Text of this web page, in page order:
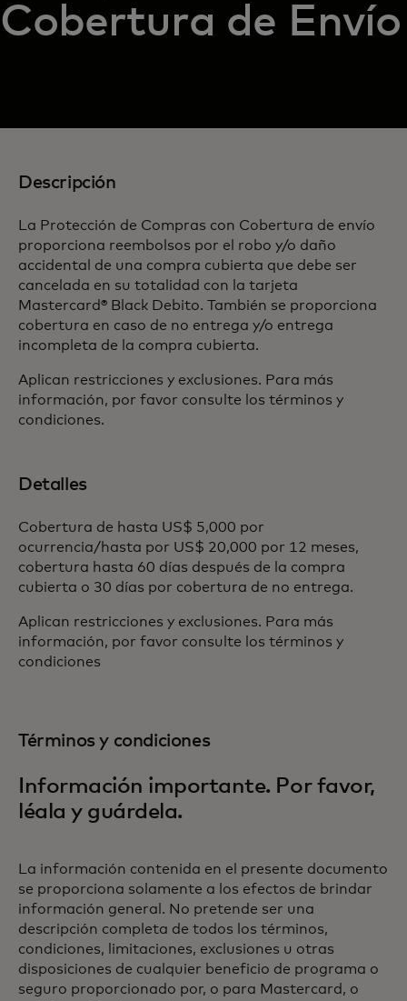
Cobertura de Envío
Descripción
La Protección de Compras con Cobertura de envío
proporciona reembolsos por el robo y/o daño
accidental de una compra cubierta que debe ser
cancelada en su totalidad con la tarjeta
Mastercard® Black Debito. También se proporciona
cobertura en caso de no entrega y/o entrega
incompleta de la compra cubierta.
Aplican restricciones y exclusiones. Para más
información, por favor consulte los términos y
condiciones.
Detalles
Cobertura de hasta US$ 5,000 por
ocurrencia/hasta por US$ 20,000 por 12 meses,
cobertura hasta 60 días después de la compra
cubierta o 30 días por cobertura de no entrega.
Aplican restricciones y exclusiones. Para más
información, por favor consulte los términos y
condiciones
Términos y condiciones
Información importante. Por favor,
léala y guárdela.
La información contenida en el presente documento
se proporciona solamente a los efectos de brindar
información general. No pretende ser una
descripción completa de todos los términos,
condiciones, limitaciones, exclusiones u otras
disposiciones de cualquier beneficio de programa o
seguro proporcionado por, o para Mastercard, o